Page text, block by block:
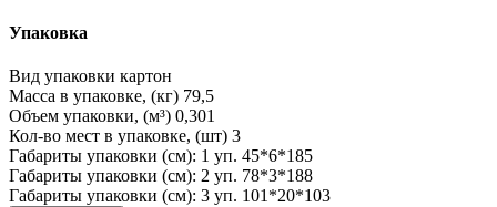
Упаковка
Вид упаковки картон
Масса в упаковке, (кг) 79,5
Объем упаковки, (м³) 0,301
Кол-во мест в упаковке, (шт) 3
Габариты упаковки (см): 1 уп. 45*6*185
Габариты упаковки (см): 2 уп. 78*3*188
Габариты упаковки (см): 3 уп. 101*20*103